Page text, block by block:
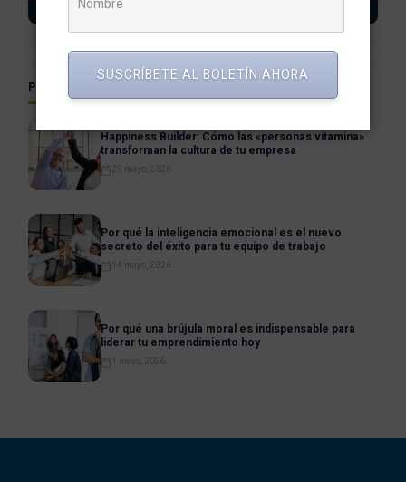
POSTS RELACIONADOS
Happiness Builder: Cómo las «personas vitamina»
transforman la cultura de tu empresa
29 mayo, 2026
Por qué la inteligencia emocional es el nuevo
secreto del éxito para tu equipo de trabajo
14 mayo, 2026
Por qué una brújula moral es indispensable para
liderar tu emprendimiento hoy
1 mayo, 2026
SUSCRÍBETE AL BOLETÍN AHORA